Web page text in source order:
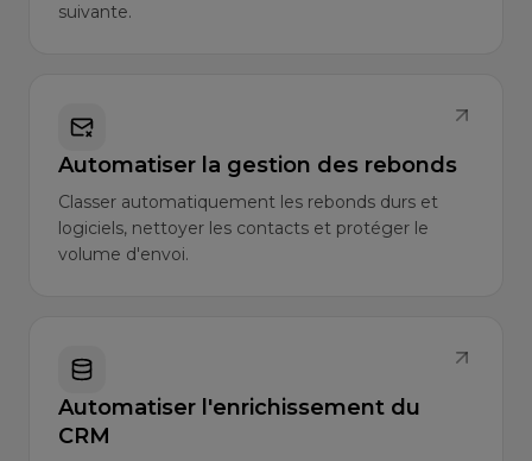
suivante.
Automatiser la gestion des rebonds
Classer automatiquement les rebonds durs et
logiciels, nettoyer les contacts et protéger le
volume d'envoi.
Automatiser l'enrichissement du
CRM